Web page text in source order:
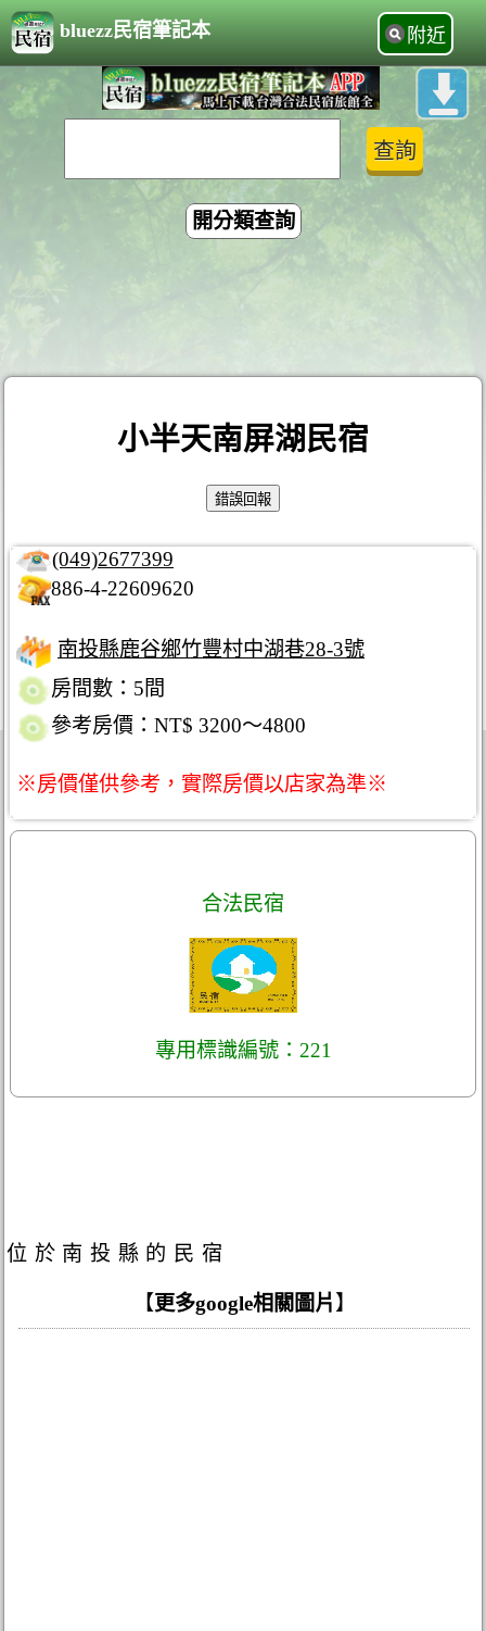
bluezz民宿筆記本 附近
開分類查詢
小半天南屏湖民宿
(049)2677399
886-4-22609620
南投縣鹿谷鄉竹豐村中湖巷28-3號
房間數：5間
參考房價：NT$ 3200～4800
※房價僅供參考，實際房價以店家為準※
合法民宿
專用標識編號：221
位於南投縣的民宿
【更多google相關圖片 】